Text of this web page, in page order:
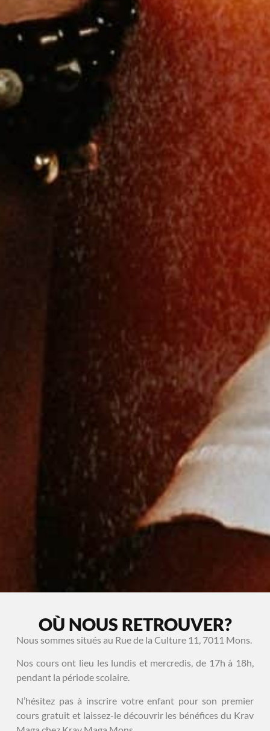
OÙ NOUS RETROUVER?
Nous sommes situés au Rue de la Culture 11, 7011 Mons.
Nos cours ont lieu les lundis et mercredis, de 17h à 18h,
pendant la période scolaire.
N’hésitez pas à inscrire votre enfant pour son premier
cours gratuit et laissez-le découvrir les bénéfices du Krav